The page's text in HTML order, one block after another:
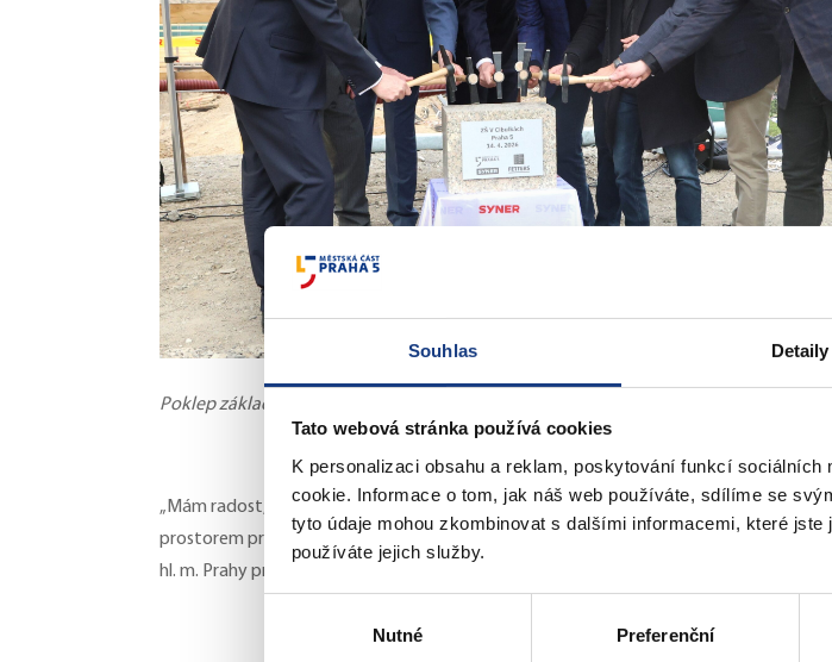
Souhlas Detaily
Tato webová stránka používá cookies
K personalizaci obsahu a reklam, poskytování funkcí
cookie. Informace o tom, jak náš web používáte, sdílíme se
tyto údaje mohou zkombinovat s dalšími informacemi, které
používáte jejich služby.
Nutné Preferenční
Poklep základního kamene ZŠ V Cibulkách, foto Praha 5
„Mám radost, že se konečně podařilo úspěšně zahájit stavební fázi základní školy V
prostorem pro vzdělávání a rozvoj dětí. Projekt zároveň představuje příklad dobré
hl. m. Prahy pro oblast financí, rozpočtu fondů a podpory podnikání